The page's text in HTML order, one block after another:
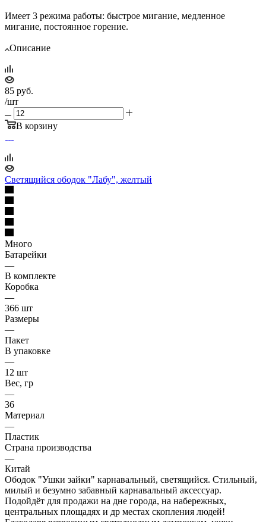
Имеет 3 режима работы: быстрое мигание, медленное
мигание, постоянное горение.
Описание
85 руб.
/шт
В корзину
Светящийся ободок "Лабу", желтый
Много
Батарейки
—
В комплекте
Коробка
—
366 шт
Размеры
—
Пакет
В упаковке
—
12 шт
Вес, гр
—
36
Материал
—
Пластик
Страна производства
—
Китай
Ободок "Ушки зайки" карнавальный, светящийся. Стильный,
милый и безумно забавный карнавальный аксессуар.
Подойдёт для продажи на дне города, на набережных,
центральных площадях и др местах скопления людей!